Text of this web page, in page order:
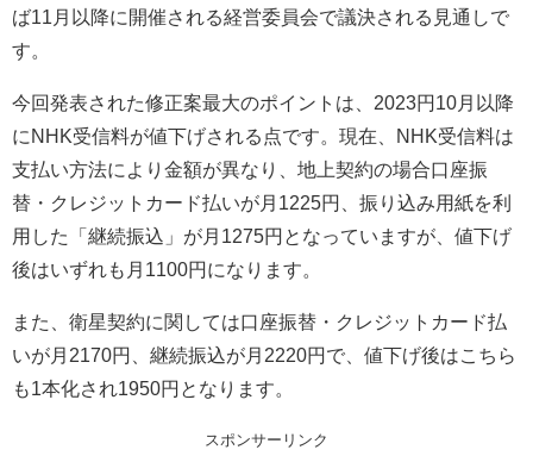
ば11月以降に開催される経営委員会で議決される見通しで
す。
今回発表された修正案最大のポイントは、2023円10月以降
にNHK受信料が値下げされる点です。現在、NHK受信料は
支払い方法により金額が異なり、地上契約の場合口座振
替・クレジットカード払いが月1225円、振り込み用紙を利
用した「継続振込」が月1275円となっていますが、値下げ
後はいずれも月1100円になります。
また、衛星契約に関しては口座振替・クレジットカード払
いが月2170円、継続振込が月2220円で、値下げ後はこちら
も1本化され1950円となります。
スポンサーリンク